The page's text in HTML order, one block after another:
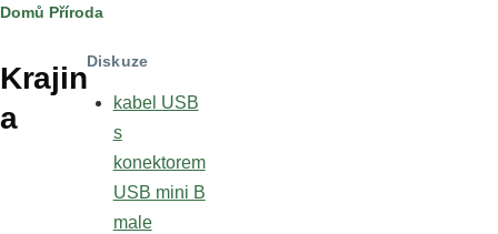
Drobečková
navigace
Domů Příroda
Krajin
a
Diskuze
kabel USB
s
konektorem
USB mini B
male